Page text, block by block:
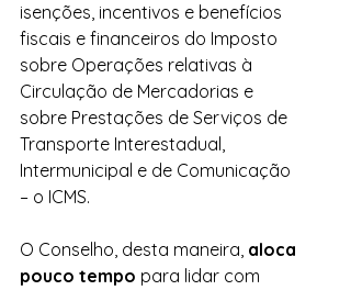
isenções, incentivos e benefícios
fiscais e financeiros do Imposto
sobre Operações relativas à
Circulação de Mercadorias e
sobre Prestações de Serviços de
Transporte Interestadual,
Intermunicipal e de Comunicação
– o ICMS.
O Conselho, desta maneira, aloca
pouco tempo para lidar com